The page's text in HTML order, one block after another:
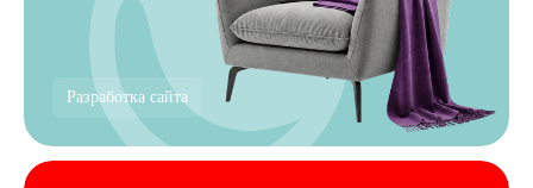
Разработка сайта